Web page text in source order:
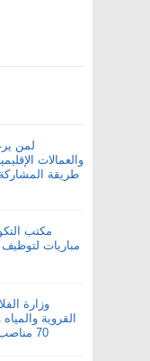
لمن
والعمالات
طريقة
مكتب
وزارة
القروية
70 مناصب. آخر أجل 19 غشت 2026